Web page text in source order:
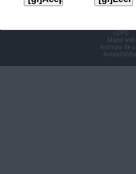
LOPD
Mapa web
Normas de